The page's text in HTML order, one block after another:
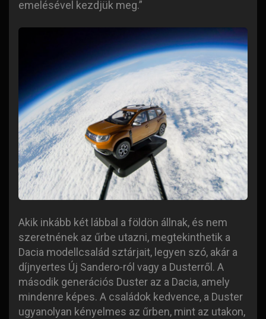
emelésével kezdjük meg.”
Akik inkább két lábbal a földön állnak, és nem
szeretnének az űrbe utazni, megtekinthetik a
Dacia modellcsalád sztárjait, legyen szó, akár a
díjnyertes Új Sandero-ról vagy a Dusterről. A
második generációs Duster az a Dacia, amely
mindenre képes. A családok kedvence, a Duster
ugyanolyan kényelmes az űrben, mint az utakon,